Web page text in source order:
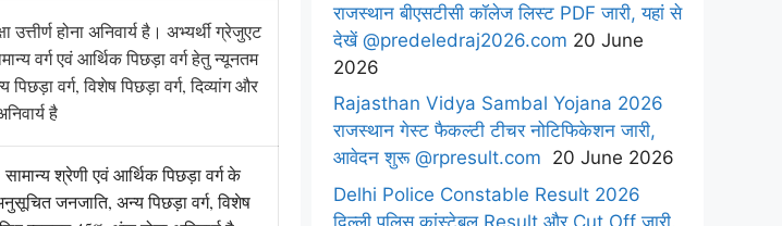
उत्तीर्ण होना अनिवार्य है। अभ्यर्थी ग्रेजुएट
वर्ग एवं आर्थिक पिछड़ा वर्ग हेतु न्यूनतम
वर्ग, विशेष पिछड़ा वर्ग,दिव्यांग और
है
सामान्य श्रेणी एवं आर्थिक पिछड़ा वर्ग के
जनजाति, अन्य पिछड़ा वर्ग, विशेष
राजस्थान बीएसटीसी कॉलेज लिस्ट PDF जारी, यहां से
देखें @predeledraj2026.com 20 June
2026
Rajasthan Vidya Sambal Yojana 2026
राजस्थान गेस्ट फैकल्टी टीचर नोटिफिकेशन जारी,
आवेदन शुरू @rpresult.com 20 June 2026
Delhi Police Constable Result 2026
दिल्ली पुलिस कांस्टेबल Result और Cut Off जारी,